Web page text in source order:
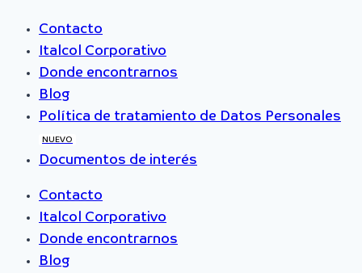
Contacto
Italcol Corporativo
Donde encontrarnos
Blog
Política de tratamiento de Datos Personales
NUEVO
Documentos de interés
Contacto
Italcol Corporativo
Donde encontrarnos
Blog